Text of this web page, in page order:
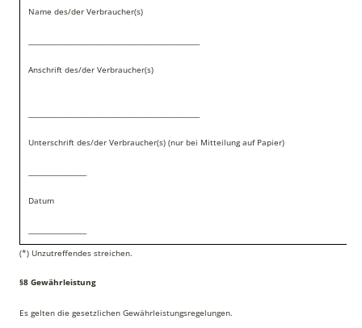
Name des/der Verbraucher(s)
Anschrift des/der Verbraucher(s)
Unterschrift des/der Verbraucher(s) (nur bei Mitteilung auf Papier)
Datum
(*) Unzutreffendes streichen.
§8 Gewährleistung
Es gelten die gesetzlichen Gewährleistungsregelungen.